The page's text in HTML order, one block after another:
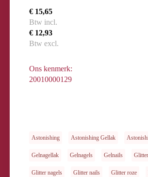
€ 15,65
Btw incl.
€ 12,93
Btw excl.
Ons kenmerk:
20010000129
Astonishing Astonishing Gellak
Gelnagellak Gelnagels Gelnails Glitter
Glitter nagels Glitter nails Glitter roze